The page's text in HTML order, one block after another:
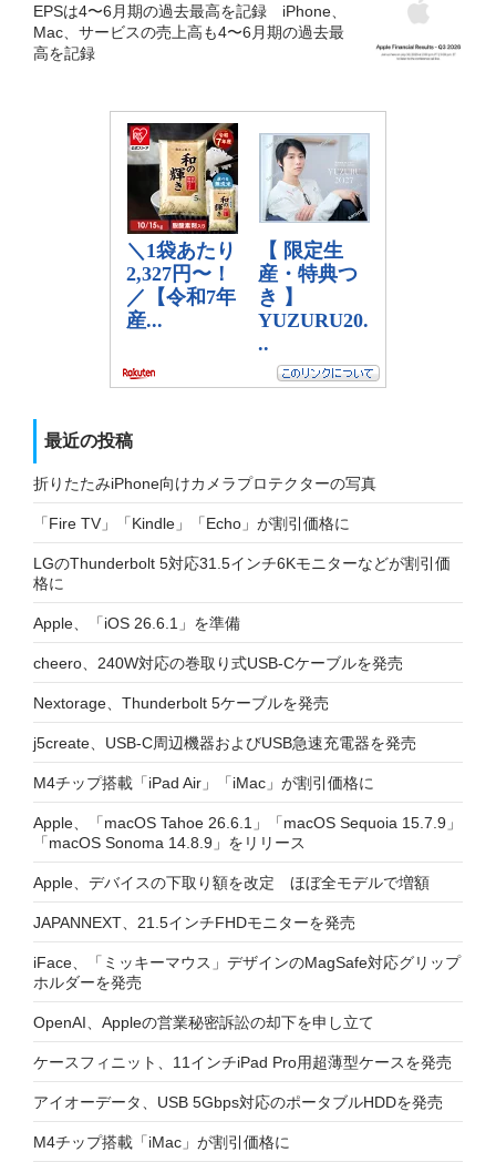
EPSは4〜6月期の過去最高を記録 iPhone、
Mac、サービスの売上高も4〜6月期の過去最
高を記録
最近の投稿
折りたたみiPhone向けカメラプロテクターの写真
「Fire TV」「Kindle」「Echo」が割引価格に
LGのThunderbolt 5対応31.5インチ6Kモニターなどが割引価
格に
Apple、「iOS 26.6.1」を準備
cheero、240W対応の巻取り式USB-Cケーブルを発売
Nextorage、Thunderbolt 5ケーブルを発売
j5create、USB-C周辺機器およびUSB急速充電器を発売
M4チップ搭載「iPad Air」「iMac」が割引価格に
Apple、「macOS Tahoe 26.6.1」「macOS Sequoia 15.7.9」
「macOS Sonoma 14.8.9」をリリース
Apple、デバイスの下取り額を改定 ほぼ全モデルで増額
JAPANNEXT、21.5インチFHDモニターを発売
iFace、「ミッキーマウス」デザインのMagSafe対応グリップ
ホルダーを発売
OpenAI、Appleの営業秘密訴訟の却下を申し立て
ケースフィニット、11インチiPad Pro用超薄型ケースを発売
アイオーデータ、USB 5Gbps対応のポータブルHDDを発売
M4チップ搭載「iMac」が割引価格に